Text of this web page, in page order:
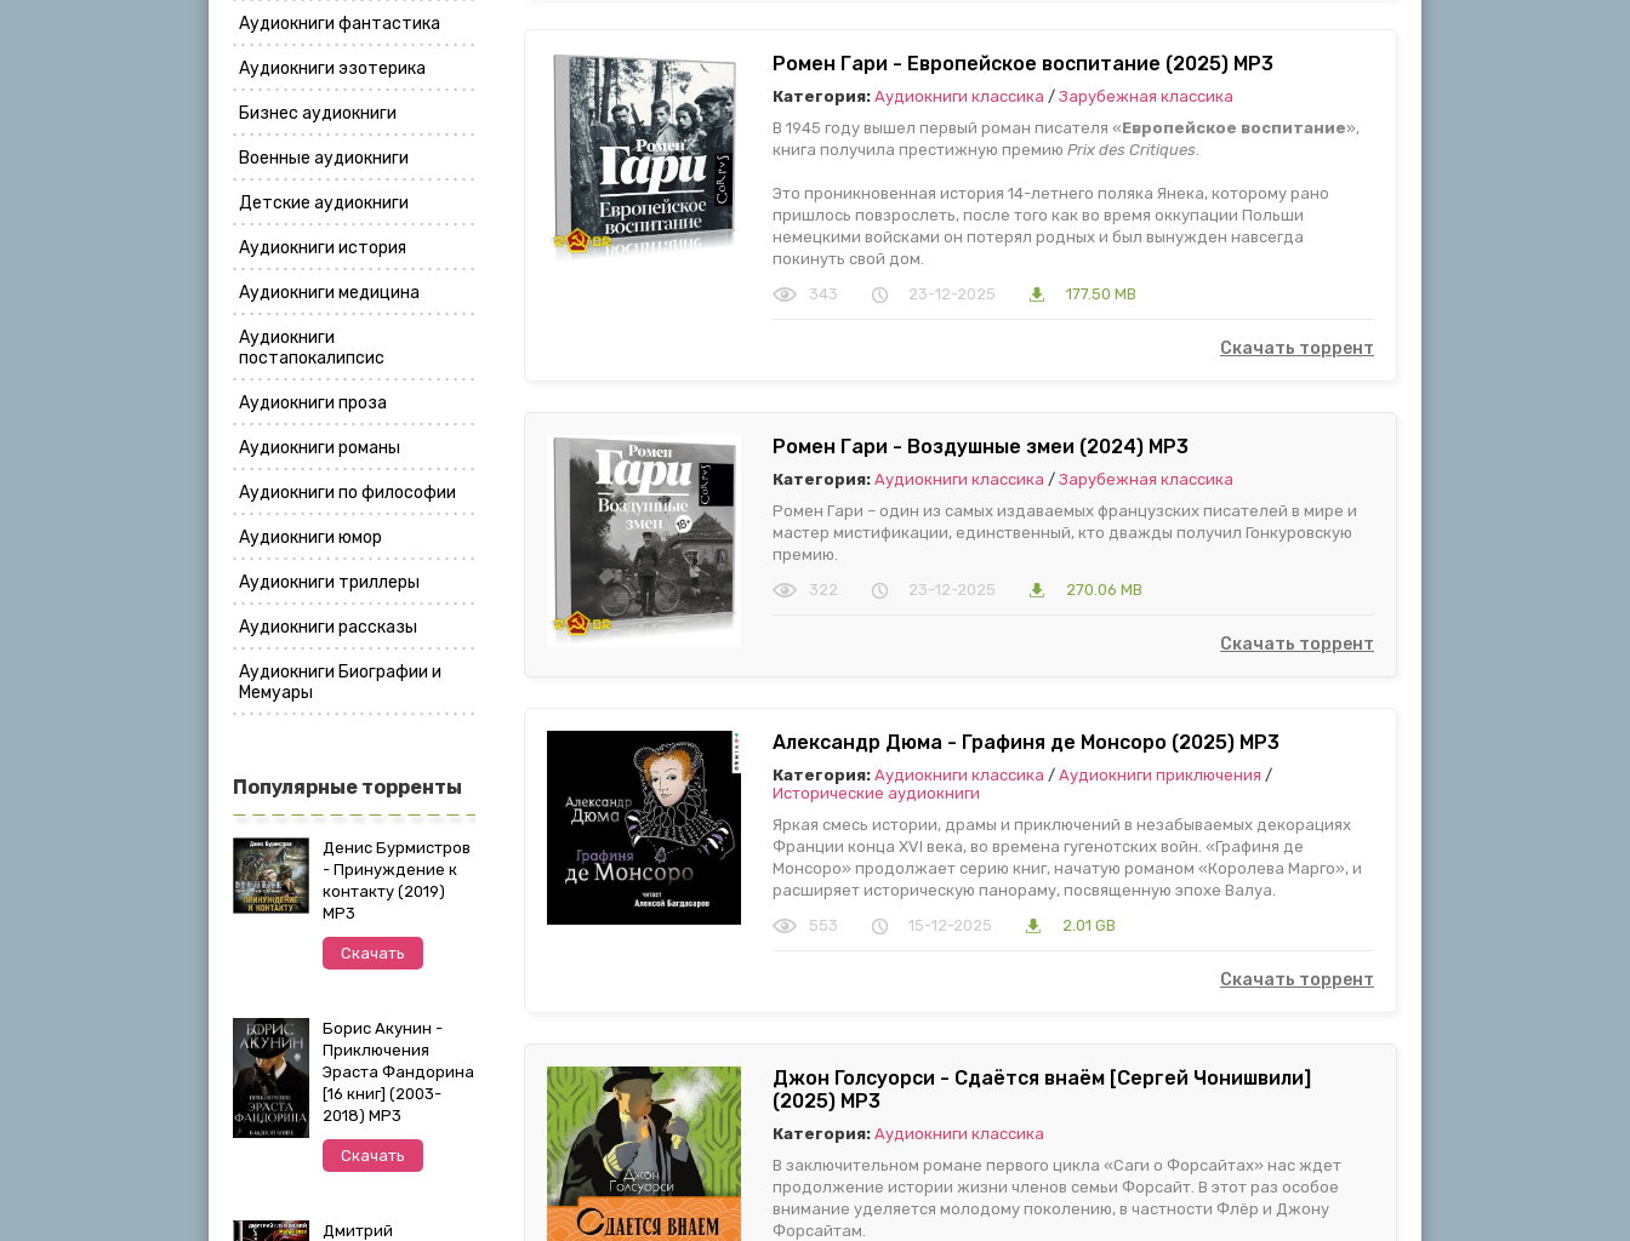
Аудиокниги фантастика
Аудиокниги эзотерика
Бизнес аудиокниги
Военные аудиокниги
Детские аудиокниги
Аудиокниги история
Аудиокниги медицина
Аудиокниги
постапокалипсис
Аудиокниги проза
Аудиокниги романы
Аудиокниги по философии
Аудиокниги юмор
Аудиокниги триллеры
Аудиокниги рассказы
Аудиокниги Биографии и
Мемуары
Популярные торренты
Денис Бурмистров
- Принуждение к
контакту (2019)
MP3
Скачать
Борис Акунин -
Приключения
Эраста Фандорина
[16 книг] (2003-
2018) МР3
Скачать
Дмитрий
Ромен Гари - Европейское воспитание (2025) MP3
Категория: Аудиокниги классика / Зарубежная классика
В 1945 году вышел первый роман писателя «Европейское воспитание»,
книга получила престижную премию Prix des Critiques.
Это проникновенная история 14-летнего поляка Янека, которому рано
пришлось повзрослеть, после того как во время оккупации Польши
немецкими войсками он потерял родных и был вынужден навсегда
покинуть свой дом.
343
23-12-2025 177.50 MB
Скачать торрент
Ромен Гари - Воздушные змеи (2024) MP3
Категория: Аудиокниги классика / Зарубежная классика
Ромен Гари – один из самых издаваемых французских писателей в мире и
мастер мистификации, единственный, кто дважды получил Гонкуровскую
премию.
322
23-12-2025 270.06 MB
Скачать торрент
Александр Дюма - Графиня де Монсоро (2025) MP3
Категория: Аудиокниги классика / Аудиокниги приключения /
Исторические аудиокниги
Яркая смесь истории, драмы и приключений в незабываемых декорациях
Франции конца XVI века, во времена гугенотских войн. «Графиня де
Монсоро» продолжает серию книг, начатую романом «Королева Марго», и
расширяет историческую панораму, посвященную эпохе Валуа.
553
15-12-2025 2.01 GB
Скачать торрент
Джон Голсуорси - Сдаётся внаём [Сергей Чонишвили]
(2025) МР3
Категория: Аудиокниги классика
В заключительном романе первого цикла «Саги о Форсайтах» нас ждет
продолжение истории жизни членов семьи Форсайт. В этот раз особое
внимание уделяется молодому поколению, в частности Флёр и Джону
Форсайтам.